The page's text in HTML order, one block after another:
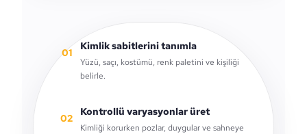
01
Kimlik sabitlerini tanımla
Yüzü, saçı, kostümü, renk paletini ve kişiliği
belirle.
02
Kontrollü varyasyonlar üret
Kimliği korurken pozlar, duygular ve sahneye